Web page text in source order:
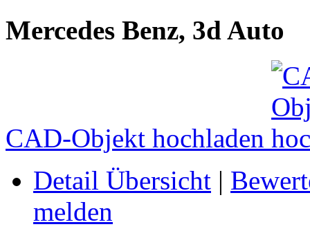
Mercedes Benz, 3d Auto
CAD-Objekt hochladen
Detail Übersicht |
melden